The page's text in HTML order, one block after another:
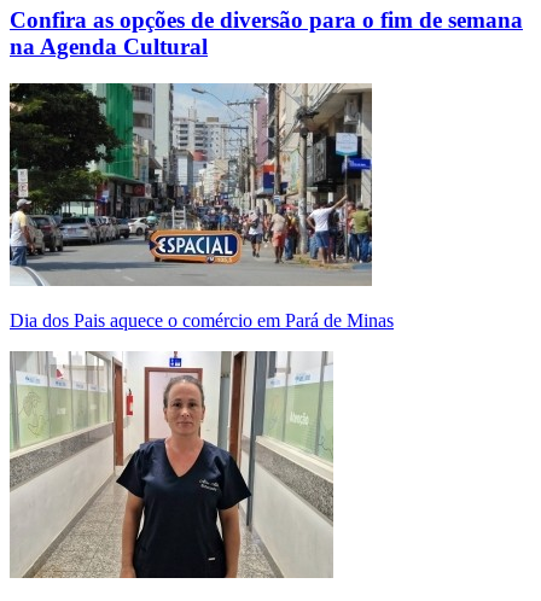
Confira as opções de diversão para o fim de semana
na Agenda Cultural
Dia dos Pais aquece o comércio em Pará de Minas